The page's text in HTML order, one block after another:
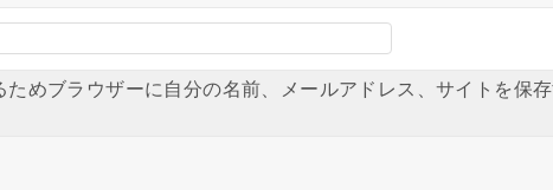
ためブラウザーに自分の名前、メールアドレス、サイトを保